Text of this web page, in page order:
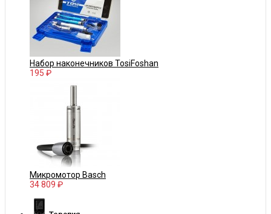
Набор наконечников TosiFoshan
195 ₽
Микромотор Basch
34 809 ₽